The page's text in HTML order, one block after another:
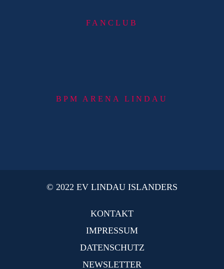
FANCLUB
BPM ARENA LINDAU
© 2022 EV LINDAU ISLANDERS
KONTAKT
IMPRESSUM
DATENSCHUTZ
NEWSLETTER